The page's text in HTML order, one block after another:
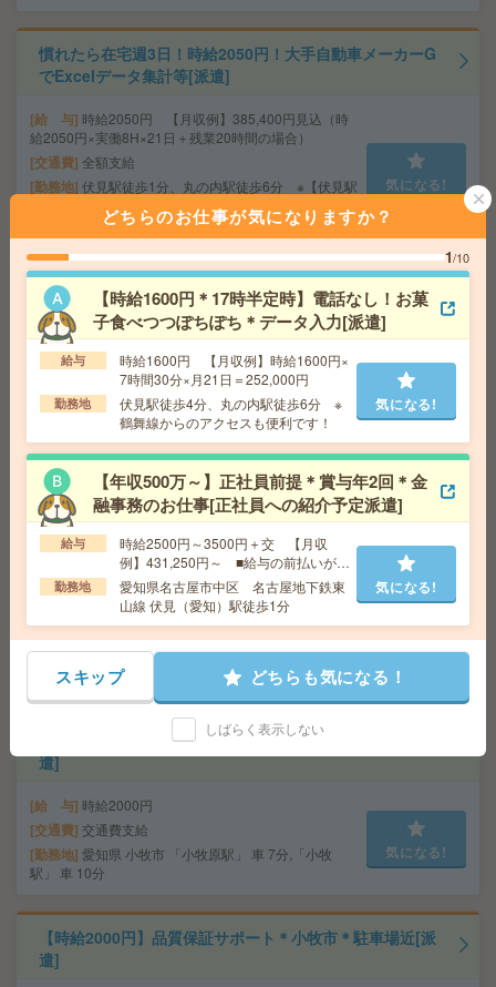
慣れたら在宅週3日！時給2050円！大手自動車メーカーG
でExcelデータ集計等[派遣]
給 与 時給2050円 【月収例】385,400円見込（時
給2050円×実働8H×21日＋残業20時間の場合）
交通費 全額支給
勤務地 伏見駅徒歩1分、丸の内駅徒歩6分 ※【伏見駅
直結】鶴舞線も沿線！栄エリアからも徒歩圏内で便
利！駅直結！
気になる!
【オープニング募集】おばあちゃんのお散歩付き添いも
仕事の1つ[派遣]
給 与 無資格未経験：時給1450円～ ■週払いOK
■扶養内OK ■日収1万1600円以上
交通費 交通費全額支給
【名古屋市中区】伏見・大須観音・市役所な
ど勤務地多数！
気になる!
【2名募集】週3～4日在宅＊未経験OK＊メールで面接日
程調整[派遣]
時給1500円＋交 【月収例】296,250円～ ■
給与の前払いが可能な速払いサービスあり
交通費支給あり
勤務地 愛知県名古屋市中村区 名古屋地下鉄東山
線 名古屋駅徒歩1分、名鉄名古屋本線 名鉄名古屋駅徒
歩1分
【時給2000円】任務保証サポート＊小牧市＊土日祝休[派
遣]
給 与 時給2000円
交通費 交通費支給
勤務地 愛知県 小牧市 「小牧原駅」 車 7分,「小牧
駅」 車 10分
気になる!
【時給2000円】品質保証サポート＊小牧市＊駐車場近[派
遣]
どちらのお仕事が気になりますか？
1/10
【時給1600円＊17時半定時】電話なし！お菓
子食べつつぽちぽち＊データ入力[派遣]
給与
時給1600円 【月収例】時給1600円×
7時間30分×月21日＝252,000円
勤務地
伏見駅徒歩4分、丸の内駅徒歩6分 ※
鶴舞線からのアクセスも便利です！
気になる!
【年収500万～】正社員前提＊賞与年2回＊金
融事務のお仕事[正社員への紹介予定派遣]
給与
時給2500円～3500円＋交 【月収
例】431,250円～ ■給与の前払いが可
能な速払いサービスあり
勤務地
愛知県名古屋市中区 名古屋地下鉄東
山線 伏見（愛知）駅徒歩1分
気になる!
スキップ どちらも気になる！
しばらく表示しない